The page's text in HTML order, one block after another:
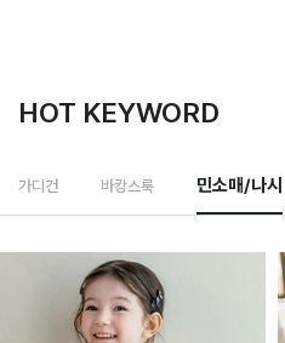
HOT KEYWORD
가디건 바캉스룩 민소매/나시